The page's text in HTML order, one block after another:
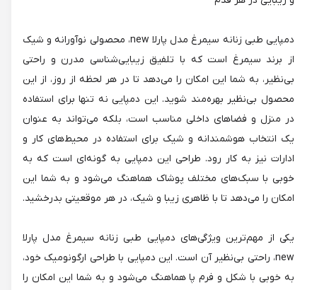
دمپایی طبی زنانه سیمرغ مدل پارلا new، محصولی نوآورانه و شیک
از برند سیمرغ است که با تلفیق زیبایی‌شناسی مدرن و راحتی
بی‌نظیر، به شما این امکان را می‌دهد تا در هر لحظه از روز، از این
محصول بی‌نظیر بهره‌مند شوید. این دمپایی نه تنها برای استفاده
در منزل و فضاهای داخلی مناسب است، بلکه می‌تواند به عنوان
یک انتخاب هوشمندانه و شیک برای استفاده در محیط‌های کار و
ادارات نیز به کار رود. طراحی این دمپایی به گونه‌ای است که به
خوبی با سبک‌های مختلف پوشاک هماهنگ می‌شود و به شما این
امکان را می‌دهد تا با ظاهری زیبا و شیک، در هر موقعیتی بدرخشید.
یکی از مهم‌ترین ویژگی‌های دمپایی طبی زنانه سیمرغ مدل پارلا
new، راحتی بی‌نظیر آن است. این دمپایی با طراحی ارگونومیک خود،
به خوبی با شکل و فرم پا هماهنگ می‌شود و به شما این امکان را